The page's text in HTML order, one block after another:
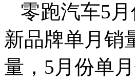
零跑汽车5
新品牌单月销
量，5月份单